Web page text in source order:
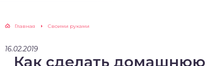
Главная Своими руками
16.02.2019
Как сделать домашнюю